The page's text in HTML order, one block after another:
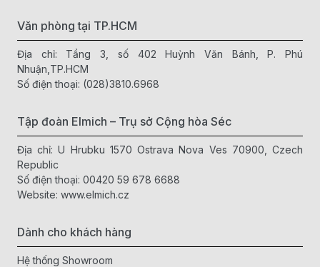
Văn phòng tại TP.HCM
Địa chỉ: Tầng 3, số 402 Huỳnh Văn Bánh, P. Phú
Nhuận,TP.HCM
Số điện thoại: (028)3810.6968
Tập đoàn Elmich – Trụ sở Cộng hòa Séc
Địa chỉ: U Hrubku 1570 Ostrava Nova Ves 70900, Czech
Republic
Số điện thoại: 00420 59 678 6688
Website: www.elmich.cz
Dành cho khách hàng
Hệ thống Showroom